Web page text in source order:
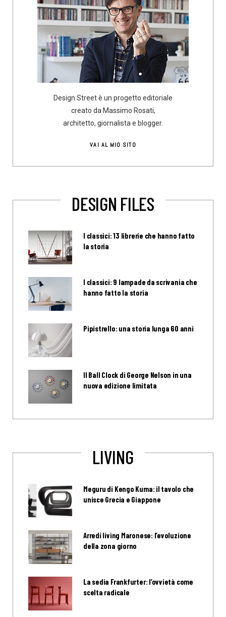
Design Street è un progetto editoriale
creato da Massimo Rosati,
architetto, giornalista e blogger.
VAI AL MIO SITO
DESIGN FILES
I classici: 13 librerie che hanno fatto
la storia
I classici: 9 lampade da scrivania che
hanno fatto la storia
Pipistrello: una storia lunga 60 anni
Il Ball Clock di George Nelson in una
nuova edizione limitata
LIVING
Meguru di Kengo Kuma: il tavolo che
unisce Grecia e Giappone
Arredi living Maronese: l’evoluzione
della zona giorno
La sedia Frankfurter: l’ovvietà come
scelta radicale